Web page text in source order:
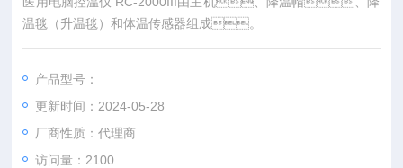
温毯（升温毯）和体温传感器组成。
产品型号：
更新时间：2024-05-28
厂商性质：代理商
访问量：2100